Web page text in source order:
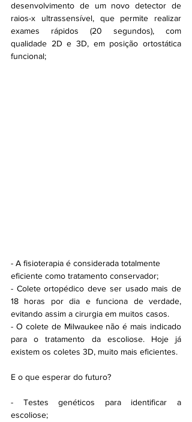
desenvolvimento de um novo detector de
raios-x ultrassensível, que permite realizar
exames rápidos (20 segundos), com
qualidade 2D e 3D, em posição ortostática
funcional;
- A fisioterapia é considerada totalmente
eficiente como tratamento conservador;
- Colete ortopédico deve ser usado mais de
18 horas por dia e funciona de verdade,
evitando assim a cirurgia em muitos casos.
- O colete de Milwaukee não é mais indicado
para o tratamento da escoliose. Hoje já
existem os coletes 3D, muito mais eficientes.
E o que esperar do futuro?
- Testes genéticos para identificar a
escoliose;